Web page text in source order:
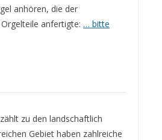
anhören, die der
anfertigte: … bitte
zu den landschaftlich
Gebiet haben zahlreiche